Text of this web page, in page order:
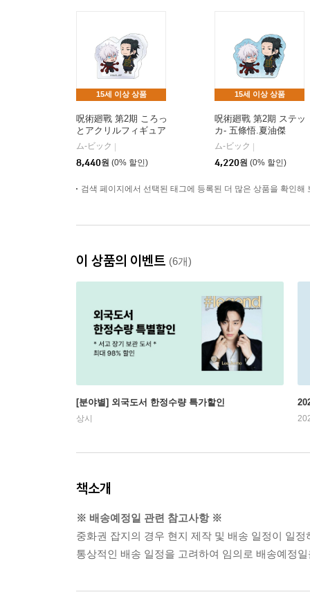
15세 이상 상품
呪術廻戰 第2期 ころっ
とアクリルフィギュア
五條悟.夏油傑
ム-ビック
8,440원 (0% 할인)
15세 이상 상품
呪術廻戰 第2期 ステッ
カ- 五條悟.夏油傑
ム-ビック
4,220원 (0% 할인)
검색 페이지에서 선택된 태그에 등록된 더 많은 상품을 확인해
이 상품의 이벤트 (6개)
[분야별] 외국도서 한정수량 특가할인
상시
책소개
※ 배송예정일 관련 참고사항 ※
중화권 잡지의 경우 현지 제작 및 배송 일정이 일
통상적인 배송 일정을 고려하여 임의로 배송예정